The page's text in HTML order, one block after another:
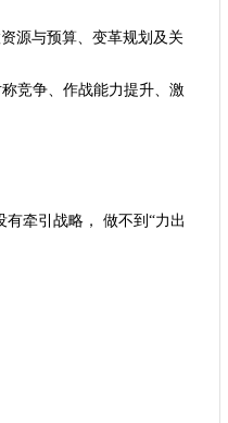
源与预算、变革规划及关
竞争、作战能力提升、激
牵引战略， 做不到“力出